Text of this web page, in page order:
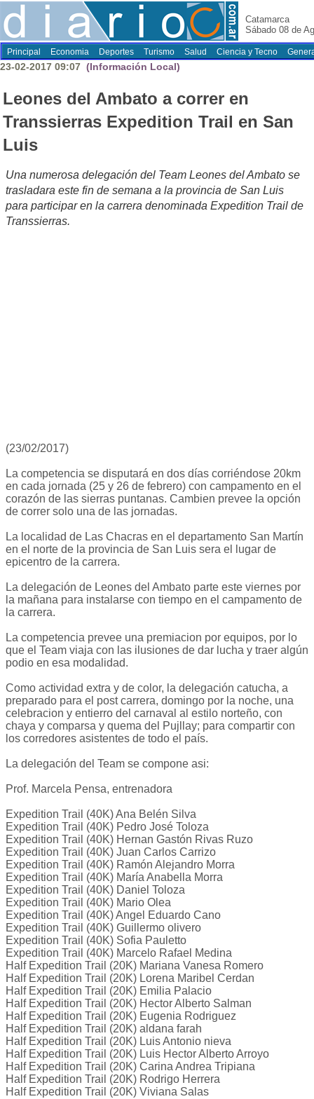
Catamarca
Sábado 08 de
Principal Economia Deportes Turismo Salud Ciencia y Tecno
23-02-2017 09:07 (Información Local)
Leones del Ambato a correr en
Transsierras Expedition Trail en San
Luis
Una numerosa delegación del Team Leones del Ambato se
trasladara este fin de semana a la provincia de San Luis
para participar en la carrera denominada Expedition Trail de
Transsierras.
(23/02/2017)
La competencia se disputará en dos días corriéndose 20km
en cada jornada (25 y 26 de febrero) con campamento en el
corazón de las sierras puntanas. Cambien prevee la opción
de correr solo una de las jornadas.
La localidad de Las Chacras en el departamento San Martín
en el norte de la provincia de San Luis sera el lugar de
epicentro de la carrera.
La delegación de Leones del Ambato parte este viernes por
la mañana para instalarse con tiempo en el campamento de
la carrera.
La competencia prevee una premiacion por equipos, por lo
que el Team viaja con las ilusiones de dar lucha y traer algún
podio en esa modalidad.
Como actividad extra y de color, la delegación catucha, a
preparado para el post carrera, domingo por la noche, una
celebracion y entierro del carnaval al estilo norteño, con
chaya y comparsa y quema del Pujllay; para compartir con
los corredores asistentes de todo el país.
La delegación del Team se compone asi:
Prof. Marcela Pensa, entrenadora
Expedition Trail (40K) Ana Belén Silva
Expedition Trail (40K) Pedro José Toloza
Expedition Trail (40K) Hernan Gastón Rivas Ruzo
Expedition Trail (40K) Juan Carlos Carrizo
Expedition Trail (40K) Ramón Alejandro Morra
Expedition Trail (40K) María Anabella Morra
Expedition Trail (40K) Daniel Toloza
Expedition Trail (40K) Mario Olea
Expedition Trail (40K) Angel Eduardo Cano
Expedition Trail (40K) Guillermo olivero
Expedition Trail (40K) Sofia Pauletto
Expedition Trail (40K) Marcelo Rafael Medina
Half Expedition Trail (20K) Mariana Vanesa Romero
Half Expedition Trail (20K) Lorena Maribel Cerdan
Half Expedition Trail (20K) Emilia Palacio
Half Expedition Trail (20K) Hector Alberto Salman
Half Expedition Trail (20K) Eugenia Rodriguez
Half Expedition Trail (20K) aldana farah
Half Expedition Trail (20K) Luis Antonio nieva
Half Expedition Trail (20K) Luis Hector Alberto Arroyo
Half Expedition Trail (20K) Carina Andrea Tripiana
Half Expedition Trail (20K) Rodrigo Herrera
Half Expedition Trail (20K) Viviana Salas